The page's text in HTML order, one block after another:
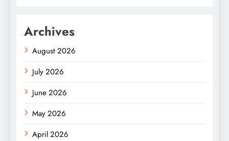
Archives
August 2026
July 2026
June 2026
May 2026
April 2026